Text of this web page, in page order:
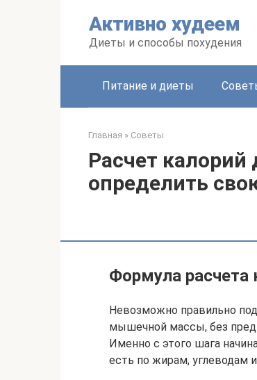
Активно худеем
Диеты и способы похудения
Питание и диеты
Главная » Советы
Расчет
определить
Формула расчета
Невозможно правильно
мышечной массы, без
Именно с этого шага
есть по жирам, углеводам